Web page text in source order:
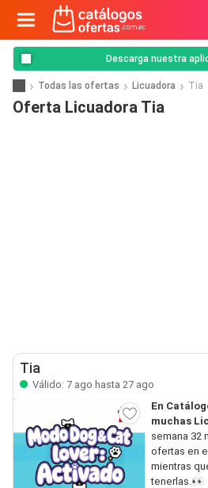
Descarga nuestra
Todas las ofertas Licuadora Tia
Oferta Licuadora Tia
Tia
Válido: 7 ago hasta 27 ago
En
muchas
semana 32
ofertas en
mientras
tenerlas.👀